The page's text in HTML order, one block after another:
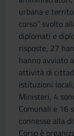
urbana e
corso” svolto
diplomati e
risposte, 27
hanno avviato
attività di
istituzioni
Ministeri, 4
Comunali e 16
connesse alla
Corso è